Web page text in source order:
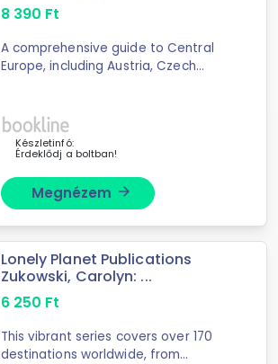
8 390 Ft
A comprehensive guide to Central
Europe, including Austria, Czech
Slovenia and Switzerland. It is a
compact overview of ...
Készletinfó:
Érdeklődj a boltban!
Megnézem arrow_forward
Lonely Planet Publications
Zukowski, Carolyn: ...
6 250 Ft
This vibrant series covers over 170
destinations worldwide, from